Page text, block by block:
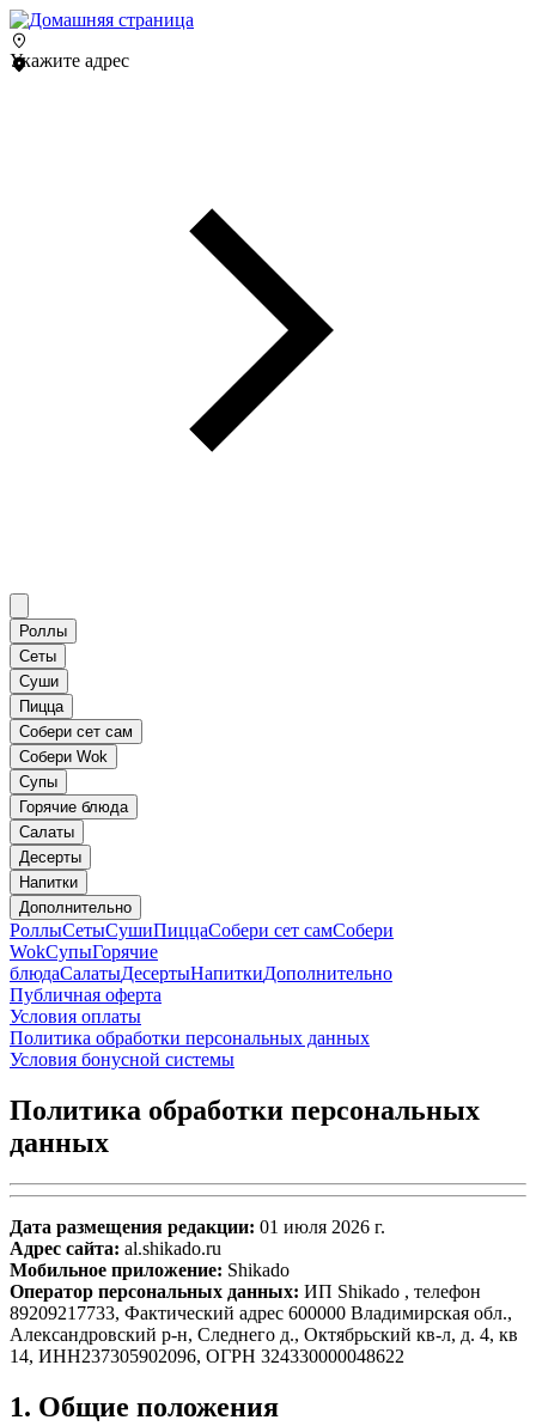
Укажите адрес
Роллы
Сеты
Суши
Пицца
Собери сет сам
Собери Wok
Супы
Горячие блюда
Салаты
Десерты
Напитки
Дополнительно
РоллыСетыСушиПиццаСобери сет самСобери
WokСупыГорячие
блюдаСалатыДесертыНапиткиДополнительно
Публичная оферта
Условия оплаты
Политика обработки персональных данных
Условия бонусной системы
Политика обработки персональных
данных
Дата размещения редакции: 01 июля 2026 г.
Адрес сайта: al.shikado.ru
Мобильное приложение: Shikado
Оператор персональных данных: ИП Shikado , телефон
89209217733, Фактический адрес 600000 Владимирская обл.,
Александровский р-н, Следнего д., Октябрьский кв-л, д. 4, кв
14, ИНН237305902096, ОГРН 324330000048622
1. Общие положения